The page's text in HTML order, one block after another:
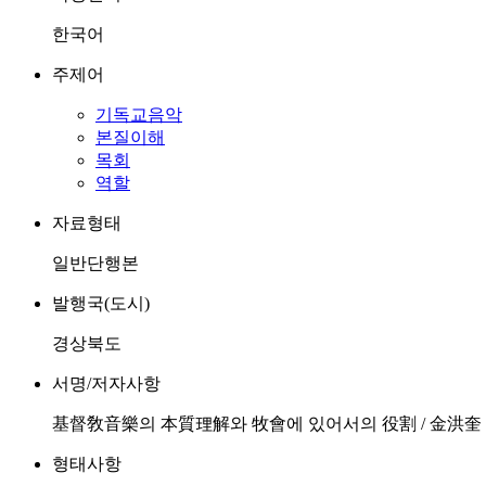
한국어
주제어
기독교음악
본질이해
목회
역할
자료형태
일반단행본
발행국(도시)
경상북도
서명/저자사항
基督敎音樂의 本質理解와 牧會에 있어서의 役割 / 金洪奎
형태사항